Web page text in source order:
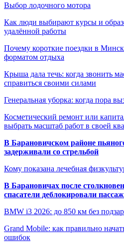
Выбор лодочного мотора
Как люди выбирают курсы и
удалённой работы
Почему короткие поездки в
форматом отдыха
Крыша дала течь: когда звонить
справиться своими силами
Генеральная уборка: когда пора
Косметический ремонт или
выбрать масштаб работ в своей
В Барановичском районе
задерживали со стрельбой
Кому показана лечебная
В Барановичах после
спасатели деблокировали
BMW i3 2026: до 850 км без
Grand Mobile: как правильно
ошибок